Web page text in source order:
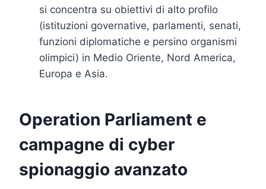
si concentra su obiettivi di alto profilo
(istituzioni governative, parlamenti, senati,
funzioni diplomatiche e persino organismi
olimpici) in Medio Oriente, Nord America,
Europa e Asia.
Operation Parliament e
campagne di cyber
spionaggio avanzato